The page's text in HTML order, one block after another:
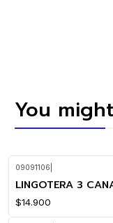
You
09091106
LINGOTERA 3
$14.900